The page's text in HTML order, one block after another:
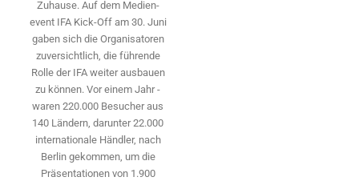
Zuhause. Auf dem Medien­
event IFA Kick-Off am 30. Juni
gaben sich die Organisatoren
zuversichtlich, die führende
Rolle der IFA weiter ausbauen
zu können. Vor einem Jahr ­
waren 220.000 Besucher aus
140 ­Ländern, ­darunter 22.000
internationale Händler, nach
Berlin gekommen, um die
Präsen­tationen von 1.900